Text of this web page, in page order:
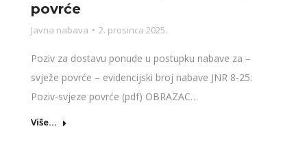
povrće
Javna nabava 2. prosinca 2025.
Poziv za dostavu ponude u postupku nabave za –
svježe povrće – evidencijski broj nabave JNR 8-25:
Poziv-svjeze povrće (pdf) OBRAZAC…
Više...